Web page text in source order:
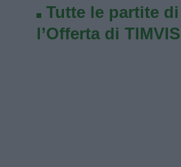
Tutte le partite
l’Offerta di